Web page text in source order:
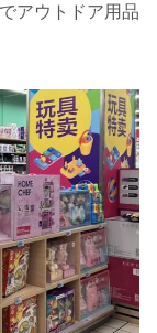
アウトドア用品